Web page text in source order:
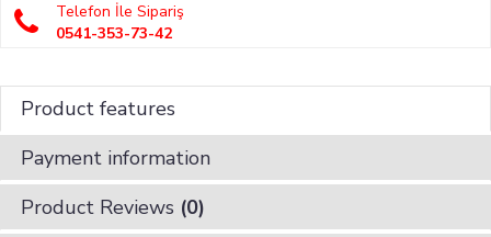
Telefon İle Sipariş
0541-353-73-42
Product features
Payment information
Product Reviews (0)